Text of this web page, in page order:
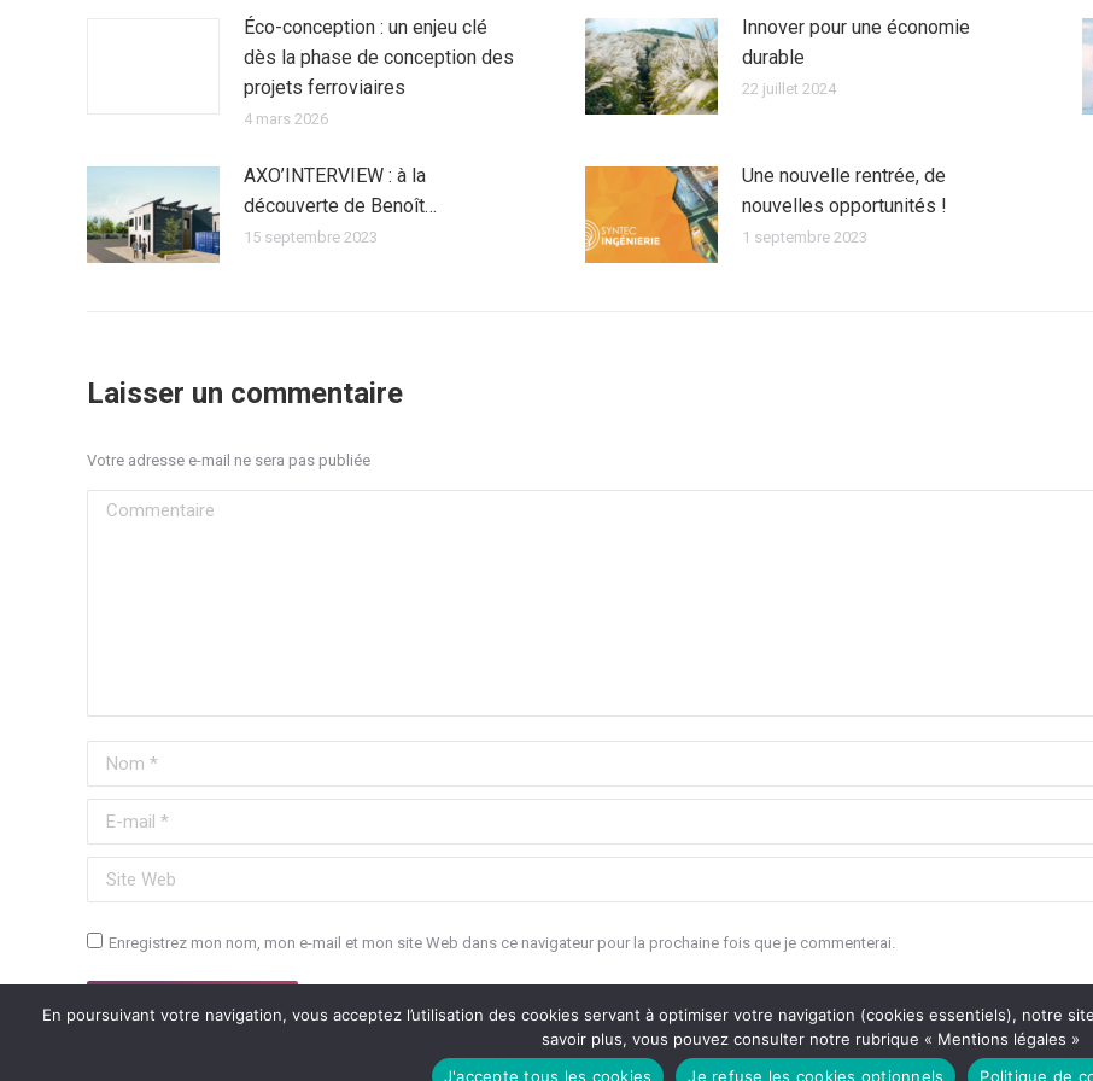
Éco-conception : un enjeu clé
dès la phase de conception des
projets ferroviaires
4 mars 2026
Innover pour une économie
durable
22 juillet 2024
AXO’INTERVIEW : à la
découverte de Benoît…
15 septembre 2023
Une nouvelle rentrée, de
nouvelles opportunités !
1 septembre 2023
Laisser un commentaire
Votre adresse e-mail ne sera pas publiée
Commentaire
Nom *
E-mail *
Site Web
Enregistrez mon nom, mon e-mail et mon site Web dans ce navigateur pour la prochaine fois que je commenterai.
Poster commentaire
En poursuivant votre navigation, vous acceptez l’utilisation des cookies servant à optimiser votre navigation (cookies essentiels), notre
savoir plus, vous pouvez consulter notre rubrique « Mentions légales »
J'accepte tous les cookies
Je refuse les cookies optionnels Politique de